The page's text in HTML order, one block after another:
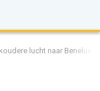
lucht naar Benelux